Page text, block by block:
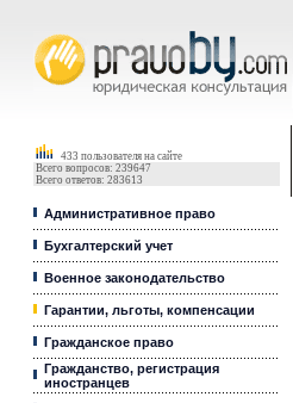
433 пользователя на сайте
Всего вопросов: 239647
Всего ответов: 283613
Административное право
Бухгалтерский учет
Военное законодательство
Гарантии, льготы, компенсации
Гражданское право
Гражданство, регистрация
иностранцев